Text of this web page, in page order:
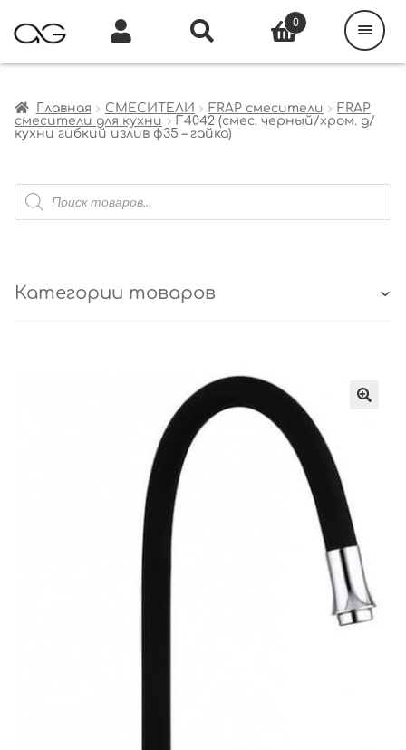
Главная СМЕСИТЕЛИ FRAP смесители
FRAP
смесители для кухни
F4042 (смес. черный/хром. д/
кухни гибкий излив ф35 – гайка)
Поиск
товаров
Категории товаров
0